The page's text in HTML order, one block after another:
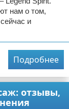
нам о том,
и
Подробнее
отзывы,